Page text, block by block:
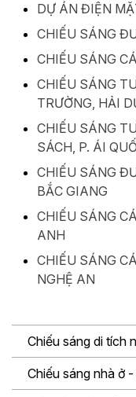
DỰ ÁN ĐIỆN
CHIẾU SÁNG
CHIẾU SÁNG
CHIẾU SÁNG
TRƯỜNG, HẢI
CHIẾU SÁNG
SÁCH, P. ÁI
CHIẾU SÁNG
BẮC GIANG
CHIẾU SÁNG
ANH
CHIẾU SÁNG
NGHỆ AN
Chiếu sáng di tích
Chiếu sáng nhà ở